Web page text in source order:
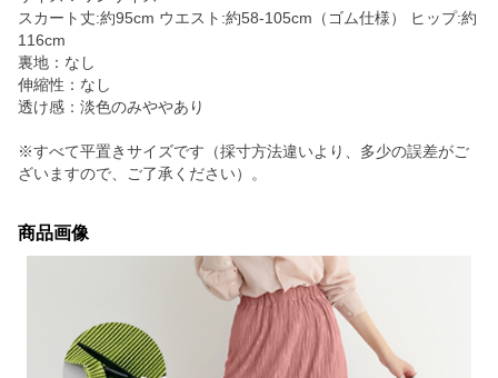
スカート丈:約95cm ウエスト:約58-105cm（ゴム仕様） ヒップ:約
116cm
裏地：なし
伸縮性：なし
透け感：淡色のみややあり
※すべて平置きサイズです（採寸方法違いより、多少の誤差がご
ざいますので、ご了承ください）。
商品画像